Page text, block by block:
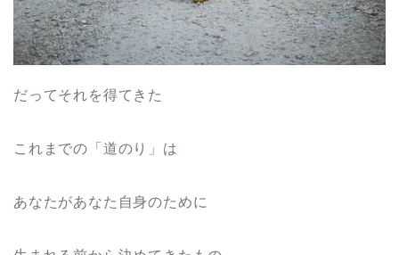
だってそれを得てきた
これまでの「道のり」は
あなたがあなた自身のために